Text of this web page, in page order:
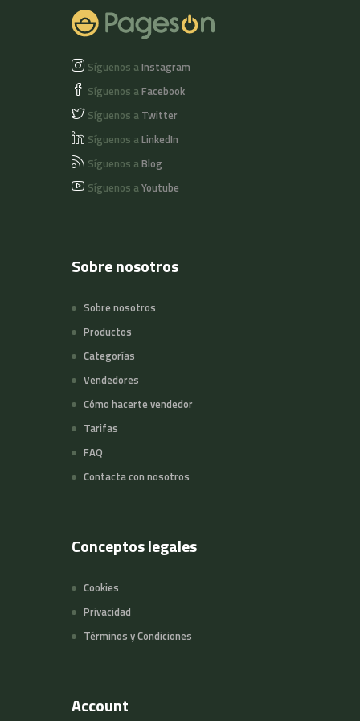
Síguenos aInstagram
Síguenos aFacebook
Síguenos a Twitter
Síguenos aLinkedIn
Síguenos aBlog
Síguenos aYoutube
Sobre nosotros
Sobre nosotros
Productos
Categorías
Vendedores
Cómo hacerte vendedor
Tarifas
FAQ
Contacta con nosotros
Conceptos legales
Cookies
Privacidad
Términos y Condiciones
Account